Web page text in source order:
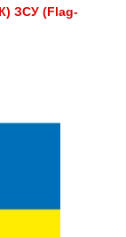
ЗСУ (Flag-